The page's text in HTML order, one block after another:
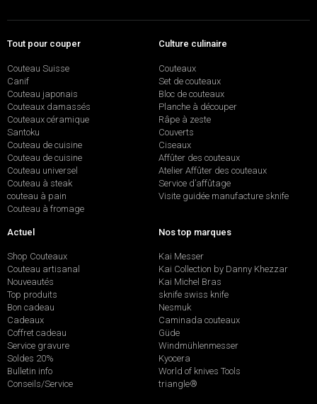
Tout pour couper
Couteau Suisse
Canif
Couteau japonais
Couteaux damassés
Couteaux céramique
Santoku
Couteau de cuisine
Couteau de cuisine
Couteau universel
Couteau à steak
couteau à pain
Couteau à fromage
Culture culinaire
Couteaux
Set de couteaux
Bloc de couteaux
Planche à découper
Râpe à zeste
Couverts
Ciseaux
Affûter des couteaux
Atelier Affûter des couteaux
Service d’affûtage
Visite guidée manufacture sknife
Actuel
Shop Couteaux
Couteau artisanal
Nouveautés
Top produits
Bon cadeau
Cadeaux
Coffret cadeau
Service gravure
Soldes 20%
Bulletin info
Conseils/Service
Nos top marques
Kai Messer
Kai Collection by Danny Khezzar
Kai Michel Bras
sknife swiss knife
Nesmuk
Caminada couteaux
Güde
Windmühlenmesser
Kyocera
World of knives Tools
triangle®